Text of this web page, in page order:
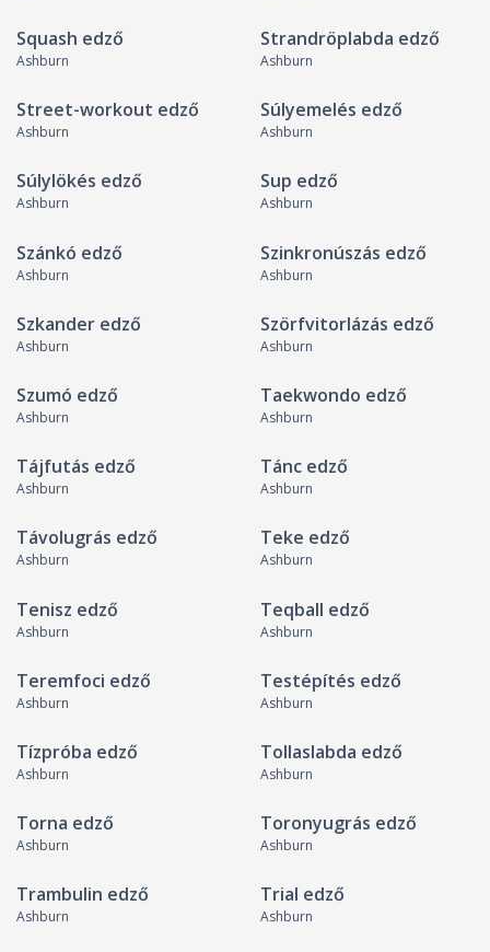
Squash edző
Ashburn
Strandröplabda edző
Ashburn
Street-workout edző
Ashburn
Súlyemelés edző
Ashburn
Súlylökés edző
Ashburn
Sup edző
Ashburn
Szánkó edző
Ashburn
Szinkronúszás edző
Ashburn
Szkander edző
Ashburn
Szörfvitorlázás edző
Ashburn
Szumó edző
Ashburn
Taekwondo edző
Ashburn
Tájfutás edző
Ashburn
Tánc edző
Ashburn
Távolugrás edző
Ashburn
Teke edző
Ashburn
Tenisz edző
Ashburn
Teqball edző
Ashburn
Teremfoci edző
Ashburn
Testépítés edző
Ashburn
Tízpróba edző
Ashburn
Tollaslabda edző
Ashburn
Torna edző
Ashburn
Toronyugrás edző
Ashburn
Trambulin edző
Ashburn
Trial edző
Ashburn